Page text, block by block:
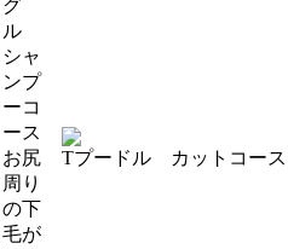
グ
ル
シャ
ンプ
ーコ
ース
お尻
周り
の下
毛が
Tプードル カットコース